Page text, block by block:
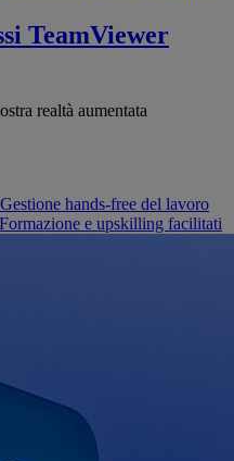
TeamViewer
realtà aumentata
Gestione hands-free del lavoro
Formazione e upskilling facilitati